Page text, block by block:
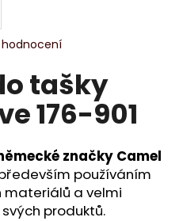
tašky
176-901
značky Camel
používáním
materiálů a velmi
produktů.